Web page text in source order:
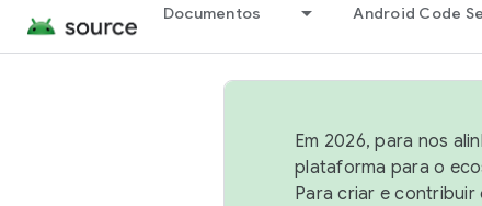
Documentos Android Code
Em 2026, para nos
plataforma para o
Para criar e contribuir